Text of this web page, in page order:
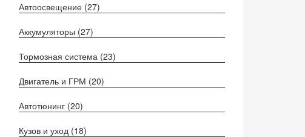
Автоосвещение (27)
Аккумуляторы (27)
Тормозная система (23)
Двигатель и ГРМ (20)
Автотюнинг (20)
Кузов и уход (18)